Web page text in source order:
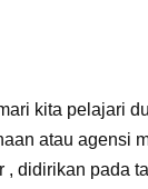
kita pelajari
atau agensi
didirikan pada